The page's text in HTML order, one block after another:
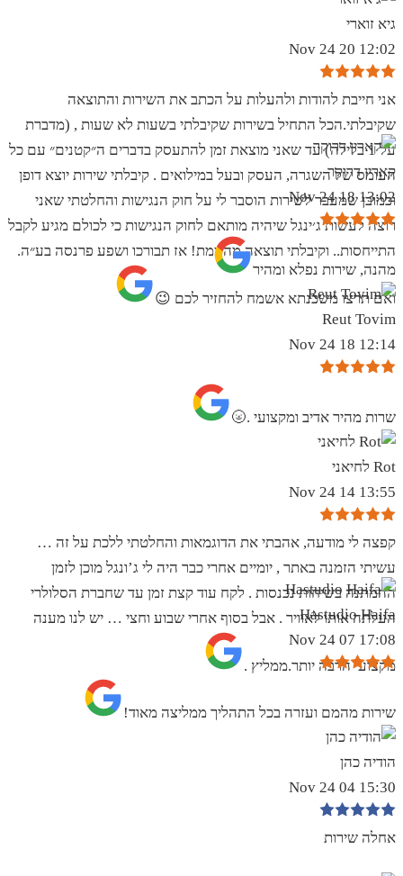
גיא זוארי
12:02 20 Nov 24
אני חייבת להודות ולהעלות על הכתב את השירות והתוצאה
שקיבלתי.הכל התחיל בשירות שקיבלתי בשעות לא שעות , (מדברת
על 1 בלילה) עד שאני מוצאת זמן להתעסק בדברים ה״קטנים״ עם כל
העומס של השגרה, העסק ובעל במילואים . קיבלתי שירות יוצא דופן
וכמובן שמעבר לשירות הוסבר לי על חוק הנגישות והחלטתי שאני
רוצה לעשות ג׳ינגל שיהיה מותאם לחוק הנגישות כי לכולם מגיע לקבל
התייחסות.. וקיבלתי תוצאה מהממת! אז תבורכו ושפע פרנסה בע״ה.
ואם תרצו משכנתא אשמח להחזיר לכם 😉
קארין דרוקר
13:02 18 Nov 24
מהנה, שירות נפלא ומהיר
Reut Tovim
12:14 18 Nov 24
שרות מהיר אדיב ומקצועי .🌝
Rot לחיאני
13:55 14 Nov 24
קפצה לי מודעה, אהבתי את הדוגמאות והחלטתי ללכת על זה …
עשיתי הזמנה באתר , יומיים אחרי כבר היה לי ג’ונגל מוכן לזמן
ההמתנה בשיחות נכנסות . לקח עוד קצת זמן עד שחברת הסלולרי
העלתה אותו לאוויר . אבל בסוף אחרי שבוע וחצי … יש לנו מענה
מקצועי הרבה יותר.ממליץ .
Hastudio Haifa
17:08 07 Nov 24
שירות מהמם ועזרה בכל התהליך ממליצה מאוד!
הודיה כהן
15:30 04 Nov 24
אחלה שירות